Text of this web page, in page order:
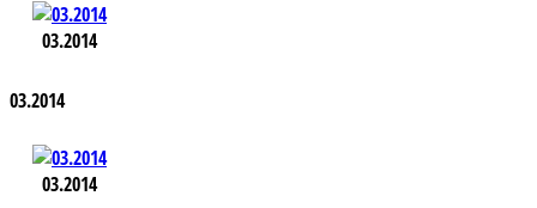
03.2014
03.2014
03.2014